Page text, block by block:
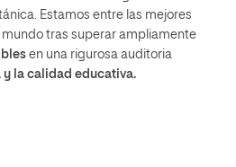
Estamos entre las mejores
tras superar ampliamente
en una rigurosa auditoria
y la calidad educativa.